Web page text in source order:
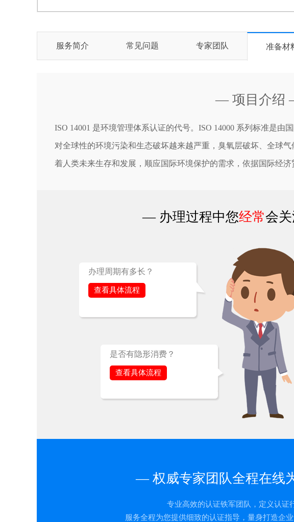
服务简介 常见问题 专家团队 准备材
— 项目介绍
ISO 14001 是环境管理体系认证的代号。ISO 14000 系列标准是由
对全球性的环境污染和生态破坏越来越严重，臭氧层破坏、全球
着人类未来生存和发展，顺应国际环境保护的需求，依据国际经济
— 办理过程中您经常会
办理周期有多长？
查看具体流程
是否有隐形消费？
查看具体流程
— 权威专家团队全程在线
专业高效的认证铁军团队，定义认证
服务全程为您提供细致的认证指导，量身打造企